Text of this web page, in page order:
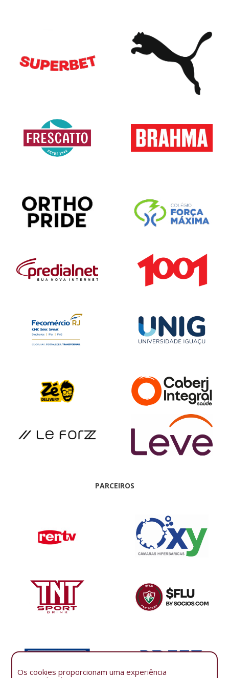
PARCEIROS
Os cookies proporcionam uma experiência